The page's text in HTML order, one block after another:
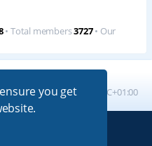
you get
• Total members3727• Our
All times are UTC+01:00